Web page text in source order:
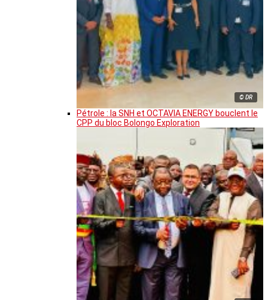
© DR
Pétrole : la SNH et OCTAVIA ENERGY bouclent le
CPP du bloc Bolongo Exploration